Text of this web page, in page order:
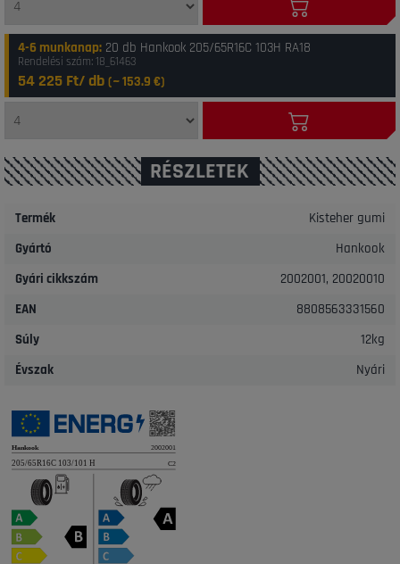
4-6 munkanap: 20 db Hankook 205/65R16C 103H RA18
Rendelési szám: 18_61463
54 225 Ft/ db (~153.9 €)
RÉSZLETEK
Termék
Kisteher gumi
Gyártó
Hankook
Gyári cikkszám
2002001, 20020010
EAN
8808563331560
Súly
12kg
Évszak
Nyári